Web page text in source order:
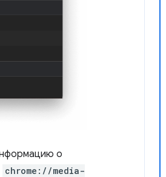
о
chrome://media-